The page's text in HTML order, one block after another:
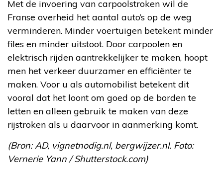
Met de invoering van carpoolstroken wil de
Franse overheid het aantal auto’s op de weg
verminderen. Minder voertuigen betekent minder
files en minder uitstoot. Door carpoolen en
elektrisch rijden aantrekkelijker te maken, hoopt
men het verkeer duurzamer en efficiënter te
maken. Voor u als automobilist betekent dit
vooral dat het loont om goed op de borden te
letten en alleen gebruik te maken van deze
rijstroken als u daarvoor in aanmerking komt.
(Bron: AD, vignetnodig.nl, bergwijzer.nl. Foto:
Vernerie Yann / Shutterstock.com)